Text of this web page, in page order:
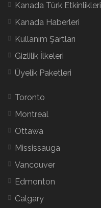
Kanada Türk Etkinlikleri
Kanada Haberleri
Kullanım Şartları
Gizlilik İlkeleri
Üyelik Paketleri
Toronto
Montreal
Ottawa
Mississauga
Vancouver
Edmonton
Calgary